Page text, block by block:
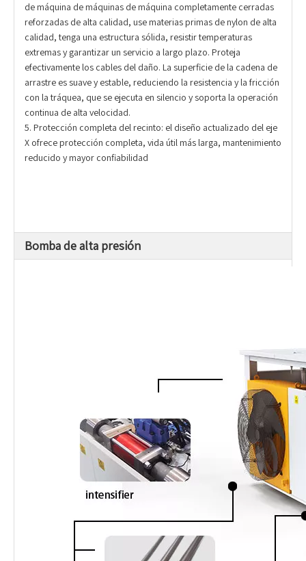
de máquina de máquinas de máquina completamente cerradas
reforzadas de alta calidad, use materias primas de nylon de alta
calidad, tenga una estructura sólida, resistir temperaturas
extremas y garantizar un servicio a largo plazo. Proteja
efectivamente los cables del daño. La superficie de la cadena de
arrastre es suave y estable, reduciendo la resistencia y la fricción
con la tráquea, que se ejecuta en silencio y soporta la operación
continua de alta velocidad.
5. Protección completa del recinto: el diseño actualizado del eje
X ofrece protección completa, vida útil más larga, mantenimiento
reducido y mayor confiabilidad
Bomba de alta presión